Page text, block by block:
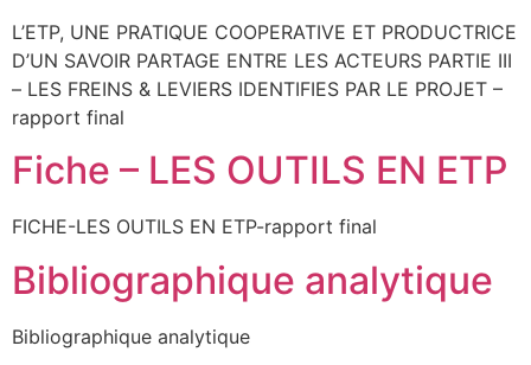
L’ETP, UNE PRATIQUE COOPERATIVE ET PRODUCTRICE
D’UN SAVOIR PARTAGE ENTRE LES ACTEURS PARTIE III
– LES FREINS & LEVIERS IDENTIFIES PAR LE PROJET –
rapport final
Fiche – LES OUTILS EN ETP
FICHE-LES OUTILS EN ETP-rapport final
Bibliographique analytique
Bibliographique analytique